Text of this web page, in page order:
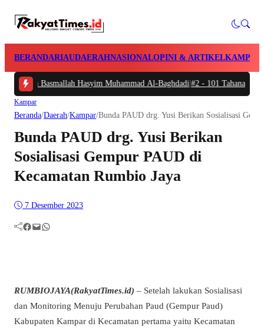
BERANDARIAUDAERAHNASIONALOPINI & ARTIKELKAMPAR
Indah Basmallah Hasyim Muhammad Al-Baghdadi|#2 -101 Tahanan
Kampar
Beranda/Daerah/Kampar/Bunda PAUD drg. Yusi Berikan Sosialisasi
Bunda PAUD drg. Yusi Berikan
Sosialisasi Gempur PAUD di
Kecamatan Rumbio Jaya
7 Desember 2023
Facebook Mail WhatsApp
RUMBIOJAYA(RakyatTimes.id) – Setelah lakukan Sosialisasi
dan Monitoring Menuju Perubahan Paud (Gempur Paud)
Kabupaten Kampar di Kecamatan pertama yaitu Kecamatan